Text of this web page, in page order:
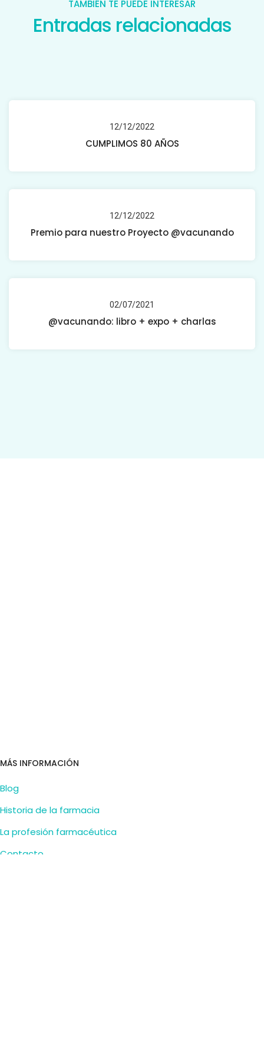
TAMBIÉN TE PUEDE INTERESAR
Entradas relacionadas
12/12/2022
CUMPLIMOS 80 AÑOS
12/12/2022
Premio para nuestro Proyecto @vacunando
02/07/2021
@vacunando: libro + expo + charlas
MÁS INFORMACIÓN
Blog
Historia de la farmacia
La profesión farmacéutica
Contacto